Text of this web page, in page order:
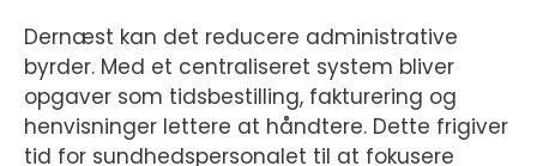
Dernæst kan det reducere administrative
byrder. Med et centraliseret system bliver
opgaver som tidsbestilling, fakturering og
henvisninger lettere at håndtere. Dette frigiver
tid for sundhedspersonalet til at fokusere